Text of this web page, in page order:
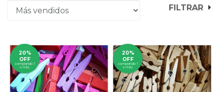
FILTRAR
20%
OFF
comprando 1
o más
20%
OFF
comprando 1
o más